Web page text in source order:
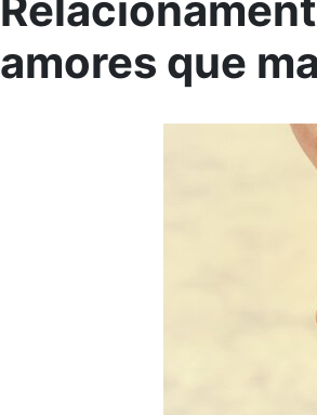
amores que